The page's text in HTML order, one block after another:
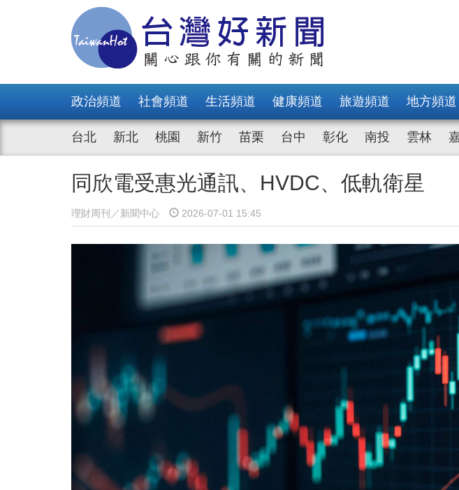
政治頻道 社會頻道 生活頻道 健康頻道 旅遊頻道 地方頻道
台北 新北 桃園 新竹 苗栗 台中 彰化 南投 雲林
同欣電受惠光通訊、HVDC、低軌衛星
理財周刊／新聞中心 2026-07-01 15:45